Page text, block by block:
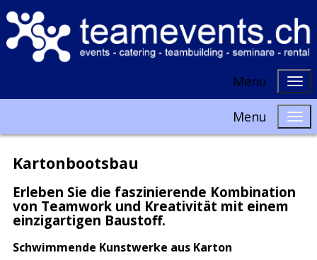
Menu
Menu
Kartonbootsbau
Erleben Sie die faszinierende Kombination
von Teamwork und Kreativität mit einem
einzigartigen Baustoff.
Schwimmende Kunstwerke aus Karton